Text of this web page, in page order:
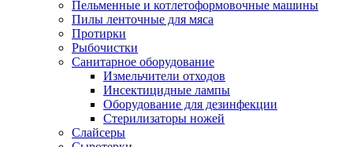
Пельменные и котлетоформовочные машины
Пилы ленточные для мяса
Протирки
Рыбочистки
Санитарное оборудование
Измельчители отходов
Инсектицидные лампы
Оборудование для дезинфекции
Стерилизаторы ножей
Слайсеры